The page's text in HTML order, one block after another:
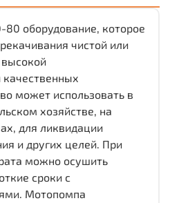
оборудование, которое
чистой или
качественных
может использовать в
хозяйстве, на
для ликвидации
и других целей. При
можно осушить
сроки с
Мотопомпа